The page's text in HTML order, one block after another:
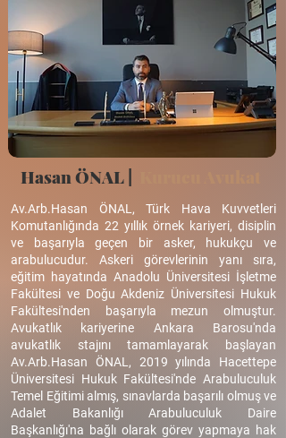
Hasan ÖNAL |
Av.Arb.Hasan ÖNAL, Türk Hava Kuvvetleri
Komutanlığında 22 yıllık örnek kariyeri, disiplin
ve başarıyla geçen bir asker, hukukçu ve
arabulucudur. Askeri görevlerinin yanı sıra,
eğitim hayatında Anadolu Üniversitesi İşletme
Fakültesi ve Doğu Akdeniz Üniversitesi Hukuk
Fakültesi'nden başarıyla mezun olmuştur.
Avukatlık kariyerine Ankara Barosu'nda
avukatlık stajını tamamlayarak başlayan
Av.Arb.Hasan ÖNAL, 2019 yılında Hacettepe
Üniversitesi Hukuk Fakültesi'nde Arabuluculuk
Temel Eğitimi almış, sınavlarda başarılı olmuş ve
Adalet Bakanlığı Arabuluculuk Daire
Başkanlığı'na bağlı olarak görev yapmaya hak